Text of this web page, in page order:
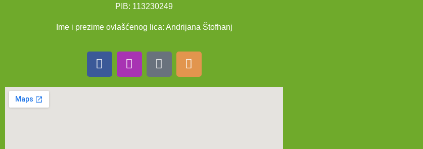
PIB: 113230249
Ime i prezime ovlašćenog lica: Andrijana Štofhanj